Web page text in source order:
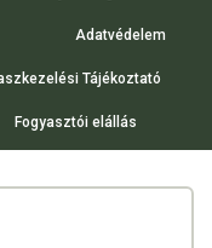
Adatvédelem
Tájékoztató
Fogyasztói elállás